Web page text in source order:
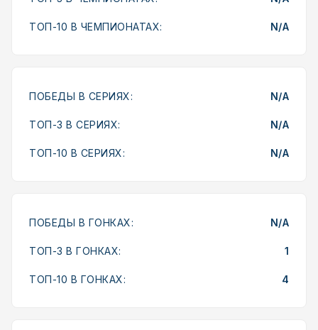
ТОП-10 В ЧЕМПИОНАТАХ: N/A
ПОБЕДЫ В СЕРИЯХ: N/A
ТОП-3 В СЕРИЯХ: N/A
ТОП-10 В СЕРИЯХ: N/A
ПОБЕДЫ В ГОНКАХ: N/A
ТОП-3 В ГОНКАХ: 1
ТОП-10 В ГОНКАХ: 4